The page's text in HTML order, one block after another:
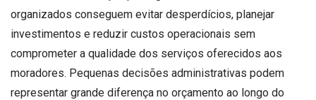
organizados conseguem evitar desperdícios, planejar
investimentos e reduzir custos operacionais sem
comprometer a qualidade dos serviços oferecidos aos
moradores. Pequenas decisões administrativas podem
representar grande diferença no orçamento ao longo do